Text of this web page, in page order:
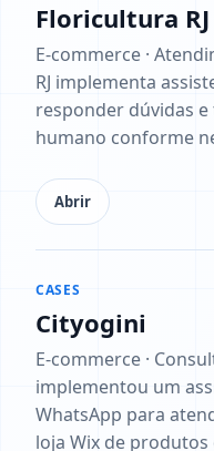
Floricultura RJ
E-commerce ·
RJ implementa
responder dúvidas
humano conforme
Abrir
CASES
Cityogini
E-commerce ·
implementou um
WhatsApp para
loja Wix de produtos